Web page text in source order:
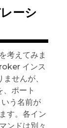
ーシ
考えてみま
インス
せんが、
ポート
う名前が
す。各イン
ンドは別々